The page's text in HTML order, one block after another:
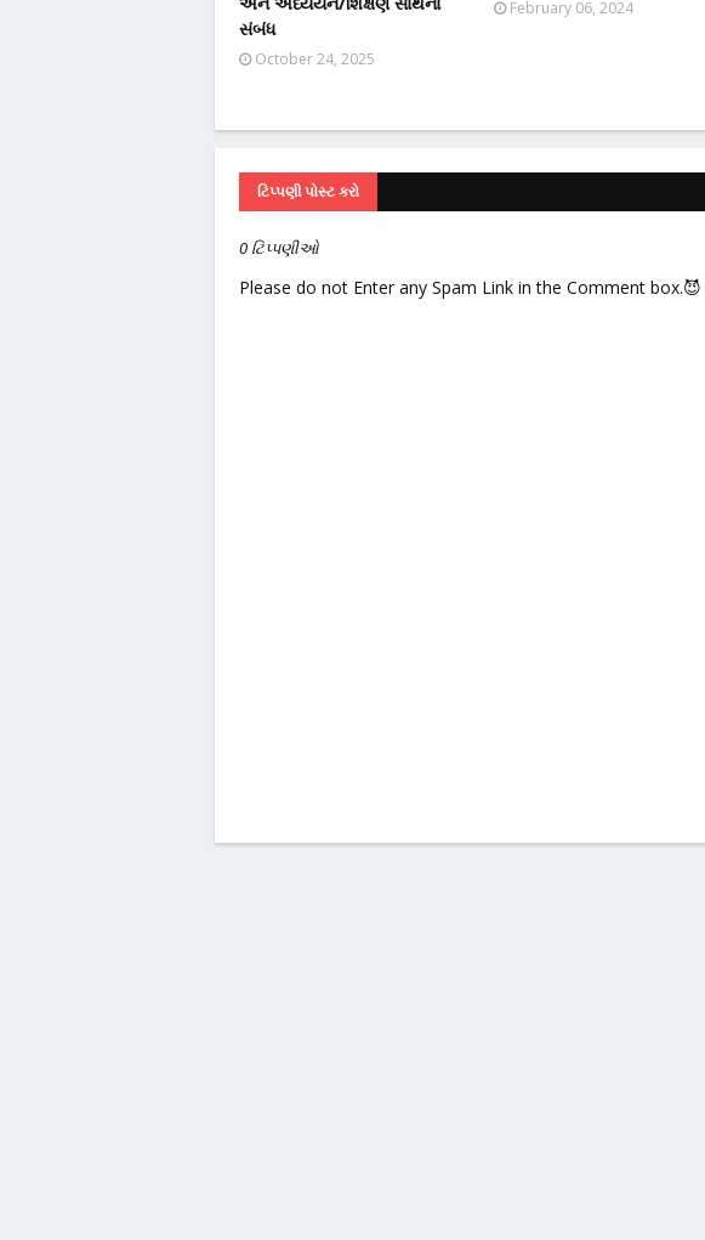
સંબંધ
October 24, 2025
February 06, 2024
ટિપ્પણી પોસ્ટ કરો
0 ટિપ્પણીઓ
Please do not Enter any Spam Link in the Comment box.😈